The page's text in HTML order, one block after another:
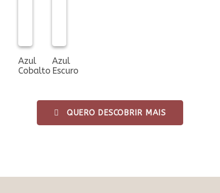
Azul
Cobalto
Azul
Escuro
QUERO DESCOBRIR MAIS